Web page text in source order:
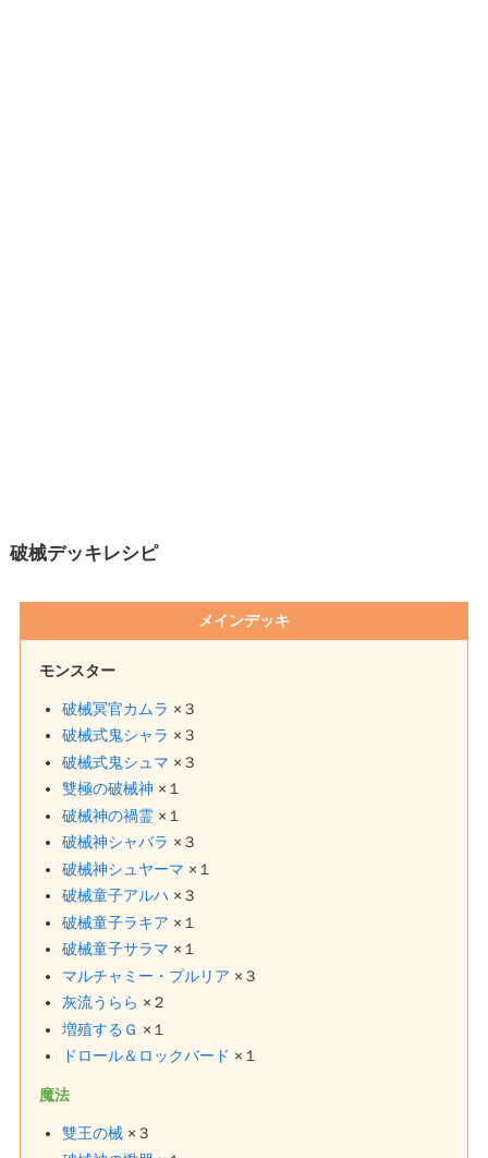
破械デッキレシピ
メインデッキ
モンスター
破械冥官カムラ ×３
破械式鬼シャラ ×３
破械式鬼シュマ ×３
雙極の破械神 ×１
破械神の禍霊 ×１
破械神シャバラ ×３
破械神シュヤーマ ×１
破械童子アルハ ×３
破械童子ラキア ×１
破械童子サラマ ×１
マルチャミー・プルリア ×３
灰流うらら ×２
増殖するＧ ×１
ドロール＆ロックバード ×１
魔法
雙王の械 ×３